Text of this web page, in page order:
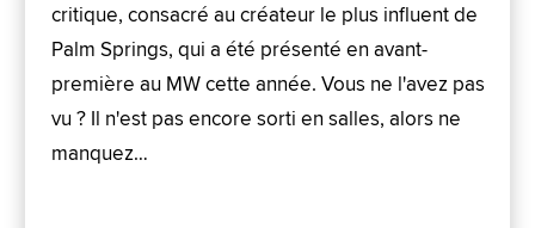
critique, consacré au créateur le plus influent de
Palm Springs, qui a été présenté en avant-
première au MW cette année. Vous ne l'avez pas
vu ? Il n'est pas encore sorti en salles, alors ne
manquez…